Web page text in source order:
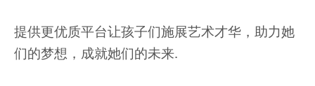
提供更优质平台让孩子们施展艺术才华，助力她
们的梦想，成就她们的未来.